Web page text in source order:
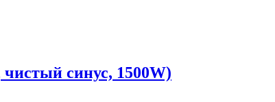
синус, 1500W)